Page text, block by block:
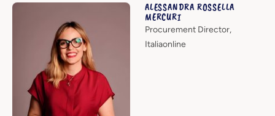
ALESSANDRA ROSSELLA
MERCURI
Procurement Director,
Italiaonline